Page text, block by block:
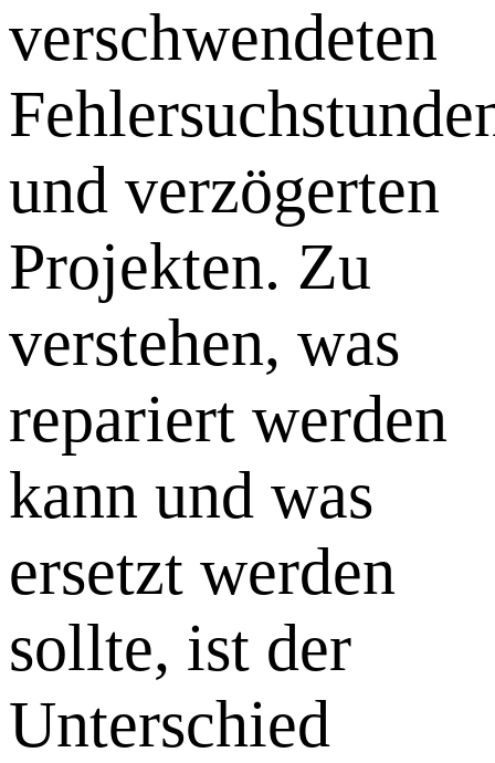
verschwendeten
und verzögerten
Projekten. Zu
verstehen, was
repariert werden
kann und was
ersetzt werden
sollte, ist der
Unterschied